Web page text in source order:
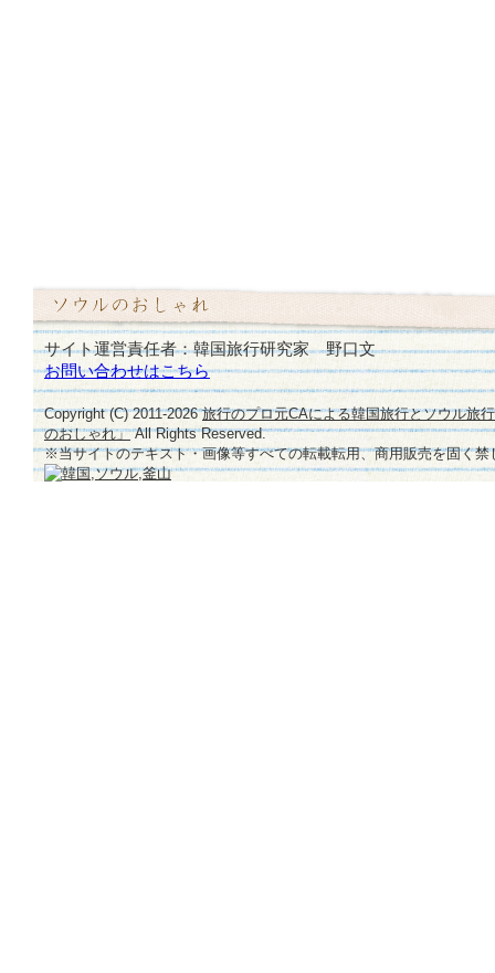
サイト運営責任者：韓国旅行研究家 野口文
お問い合わせはこちら
Copyright (C) 2011-2026旅行のプロ元CAによる韓国旅行とソウル旅
のおしゃれ」All Rights Reserved.
※当サイトのテキスト・画像等すべての転載転用、商用販売を固く禁